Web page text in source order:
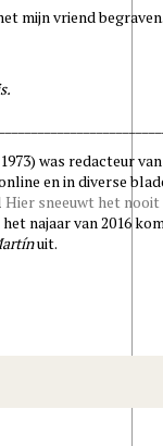
mijn vriend
was redacteur
en in diverse
Hier sneeuwt het nooit
najaar van 2016
uit.